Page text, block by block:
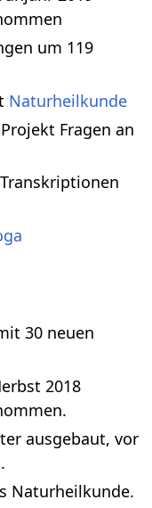
um 119
Naturheilkunde
Fragen an
30 neuen
2018
ausgebaut, vor
Naturheilkunde.